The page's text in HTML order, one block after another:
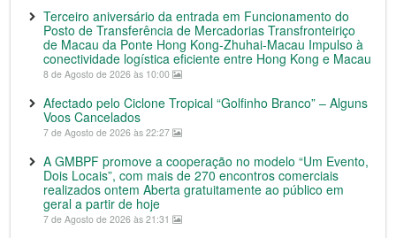
Terceiro aniversário da entrada em Funcionamento do
Posto de Transferência de Mercadorias Transfronteiriço
de Macau da Ponte Hong Kong-Zhuhai-Macau Impulso à
conectividade logística eficiente entre Hong Kong e Macau
8 de Agosto de 2026 às 10:00
Afectado pelo Ciclone Tropical “Golfinho Branco” – Alguns
Voos Cancelados
7 de Agosto de 2026 às 22:27
A GMBPF promove a cooperação no modelo “Um Evento,
Dois Locais”, com mais de 270 encontros comerciais
realizados ontem Aberta gratuitamente ao público em
geral a partir de hoje
7 de Agosto de 2026 às 21:31